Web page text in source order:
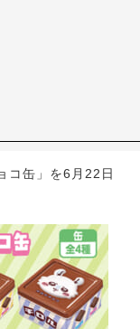
コ缶」を6月22日